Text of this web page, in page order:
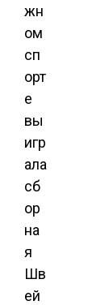
жн
ом
сп
орт
е
вы
игр
ала
сб
ор
на
я
Шв
ей